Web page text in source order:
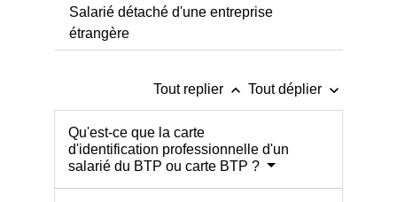
Salarié détaché d'une entreprise
étrangère
Tout replier keyboard_arrow_up Tout déplier keyboard_arrow_down
Qu'est-ce que la carte
d'identification professionnelle d'un
salarié du BTP ou carte BTP ?